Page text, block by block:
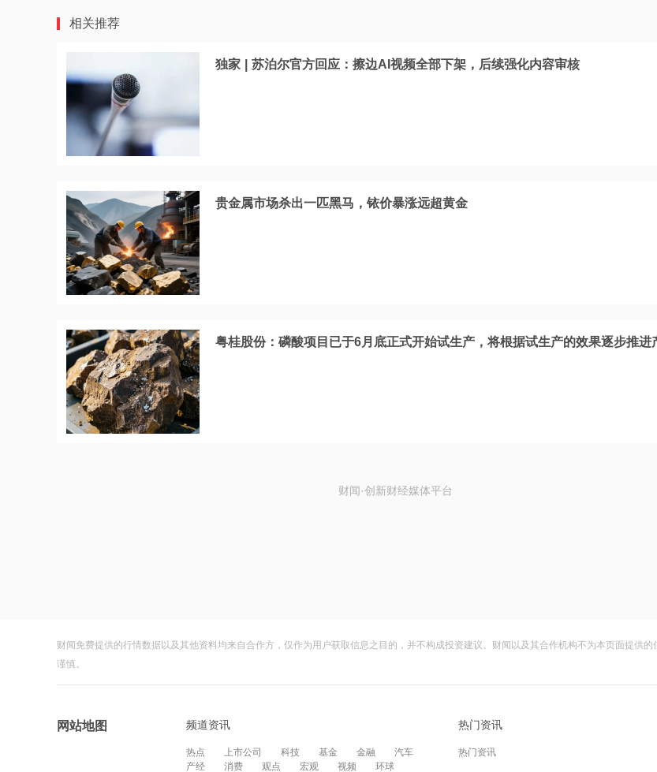
相关推荐
独家 | 苏泊尔官方回应：擦边AI视频全部下架，后续强化内容审核
贵金属市场杀出一匹黑马，铱价暴涨远超黄金
粤桂股份：磷酸项目已于6月底正式开始试生产，将根据试生产的效果逐步推进
财闻·创新财经媒体平台
财闻免费提供的行情数据以及其他资料均来自合作方，仅作为用户获取信息之目的，并不构成投资建议。财闻以及其合作机构不为本页面提供
谨慎。
网站地图 频道资讯
热点 上市公司 科技 基金 金融
汽车
产经
消费 观点 宏观 视频 环球
热门资讯
热门资讯